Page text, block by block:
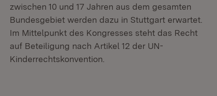
zwischen 10 und 17 Jahren aus dem gesamten
Bundesgebiet werden dazu in Stuttgart erwartet.
Im Mittelpunkt des Kongresses steht das Recht
auf Beteiligung nach Artikel 12 der UN-
Kinderrechtskonvention.